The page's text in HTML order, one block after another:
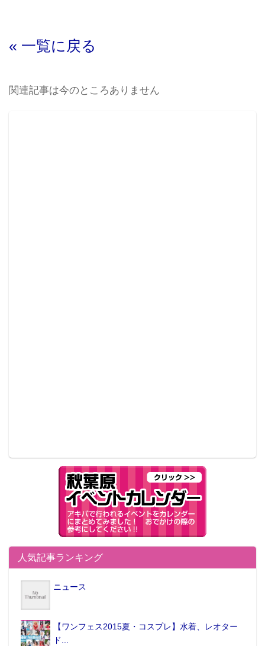
« 一覧に戻る
関連記事は今のところありません
人気記事ランキング
ニュース
【ワンフェス2015夏・コスプレ】水着、レオター
ド...